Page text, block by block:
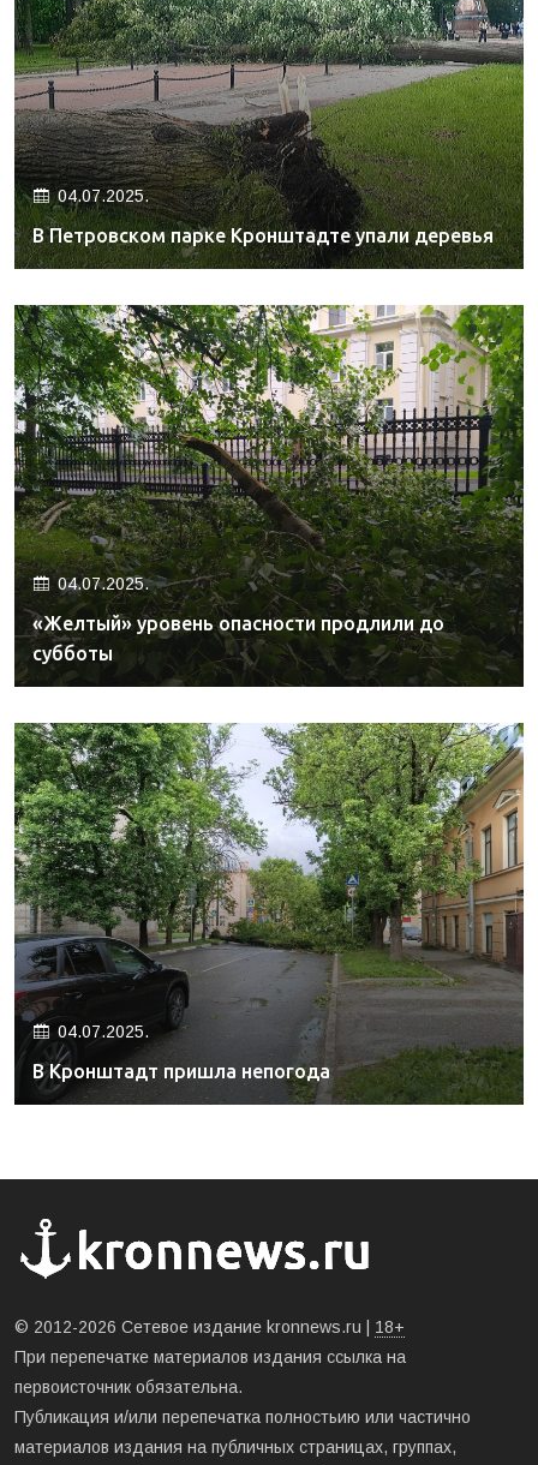
04.07.2025.
В Петровском парке Кронштадте упали деревья
04.07.2025.
«Желтый» уровень опасности продлили до
субботы
04.07.2025.
В Кронштадт пришла непогода
© 2012-2026 Сетевое издание kronnews.ru | 18+
При перепечатке материалов издания ссылка на
первоисточник обязательна.
Публикация и/или перепечатка полностьию или частично
материалов издания на публичных страницах, группах,